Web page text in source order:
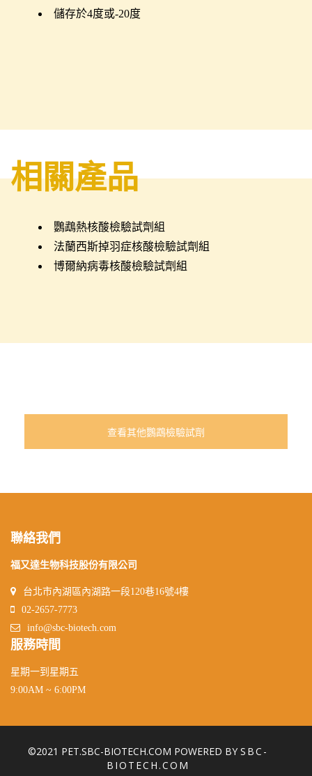
儲存於4度或-20度
相關產品
鸚鵡熱核酸檢驗試劑組
法蘭西斯掉羽症核酸檢驗試劑組
博爾納病毒核酸檢驗試劑組
查看其他鸚鵡檢驗試劑
聯絡我們
福又達生物科技股份有限公司
台北市內湖區內湖路一段120巷16號4樓
02-2657-7773
info@sbc-biotech.com
服務時間
星期一到星期五
9:00AM ~ 6:00PM
©2021 PET.SBC-BIOTECH.COM POWERED BY SBC-
BIOTECH.COM